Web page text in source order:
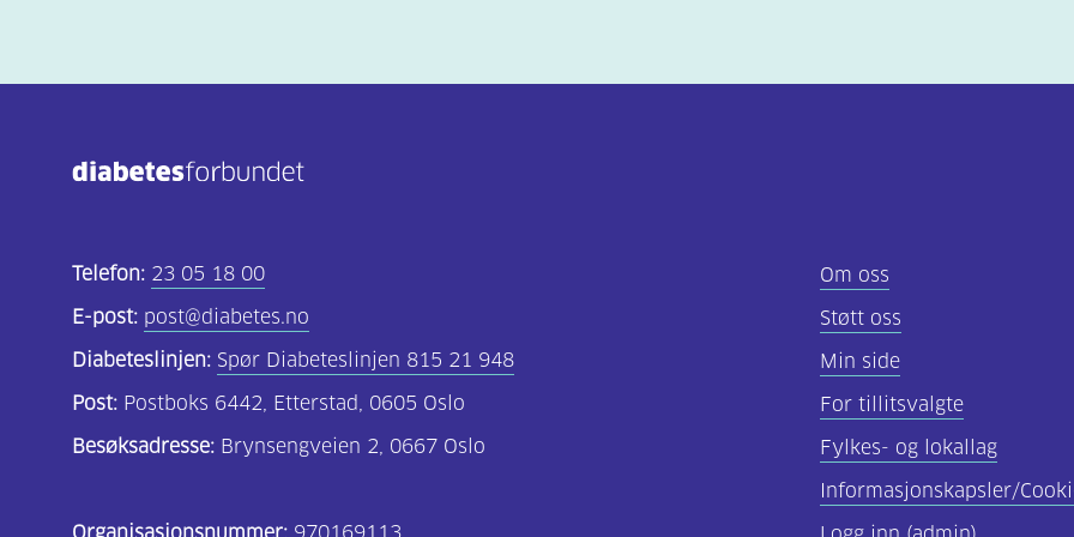
Telefon: 23 05 18 00
E-post: post@diabetes.no
Diabeteslinjen: Spør Diabeteslinjen 815 21 948
Post: Postboks 6442, Etterstad, 0605 Oslo
Besøksadresse: Brynsengveien 2, 0667 Oslo
Om oss
Støtt oss
Min side
For tillitsvalgte
Fylkes- og lokallag
Informasjonskapsler/